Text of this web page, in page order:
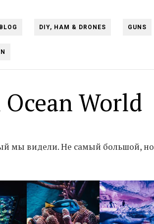
DIY, HAM & DRONES GUNS
Ocean World
мы видели. Не самый большой, но